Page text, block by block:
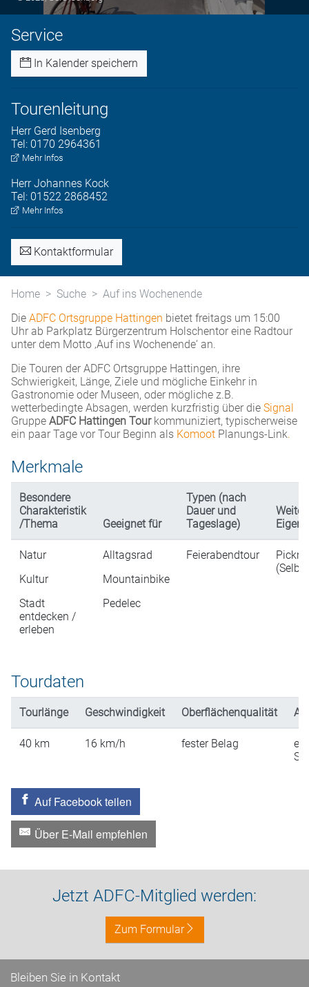
Service
In Kalender speichern
Tourenleitung
Herr Gerd Isenberg
Tel: 0170 2964361
Mehr Infos
Herr Johannes Kock
Tel: 01522 2868452
Mehr Infos
Kontaktformular
Home Suche
Auf ins Wochenende
Die ADFC Ortsgruppe Hattingen bietet freitags um 15:00
Uhr ab Parkplatz Bürgerzentrum Holschentor eine Radtour
unter dem Motto ‚Auf ins Wochenende‘ an.
Die Touren der ADFC Ortsgruppe Hattingen, ihre
Schwierigkeit, Länge, Ziele und mögliche Einkehr in
Gastronomie oder Museen, oder mögliche z.B.
wetterbedingte Absagen, werden kurzfristig über die Signal
Gruppe ADFC Hattingen Tourkommuniziert, typischerweise
ein paar Tage vor Tour Beginn als Komoot Planungs-Link.
Merkmale
Besondere
Charakteristik
/Thema
Geeignet für
Typen (nach
Dauer und
Tageslage)
Natur
Kultur
Stadt
entdecken /
erleben
Alltagsrad
Mountainbike
Pedelec
Feierabendtour
Tourdaten
Tourlänge Geschwindigkeit Oberflächenqualität
40 km 16 km/h fester Belag
Auf Facebook teilen
Über E-Mail empfehlen
Jetzt ADFC-Mitglied werden:
Zum Formular
Bleiben Sie in Kontakt